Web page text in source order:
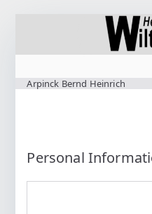
Arpinck Bernd Heinrich
Personal